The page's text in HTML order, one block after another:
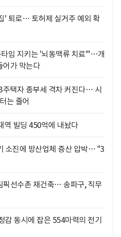
' 퇴로… 토허제 실거주 예외 확
임 지키는 '뇌동맥류 치료'"…개
어가 막는다
주택자 종부세 격차 커진다… 시
는 줄어
역 빌딩 450억에 내놨다
소진에 방산업체 증산 압박… "3
픽선수촌 재건축… 송파구, 직무
감 동시에 잡은 554마력의 전기